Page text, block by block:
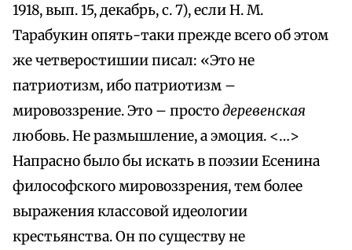
1918, вып. 15, декабрь, с. 7), если Н. М.
Тарабукин опять-таки прежде всего об этом
же четверостишии писал: «Это не
патриотизм, ибо патриотизм –
мировоззрение. Это – простодеревенская
любовь. Не размышление, а эмоция. <…>
Напрасно было бы искать в поэзии Есенина
философского мировоззрения, тем более
выражения классовой идеологии
крестьянства. Он по существу не